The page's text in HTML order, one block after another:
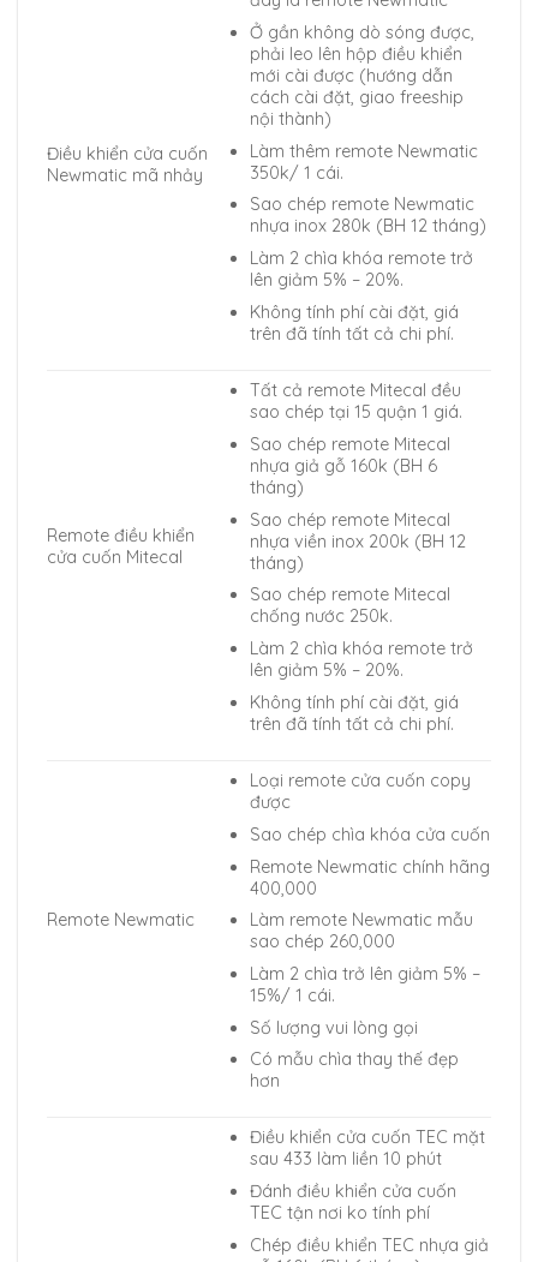
Điều khiển cửa cuốn
Newmatic mã nhảy
Ở gần không dò sóng được,
phải leo lên hộp điều khiển
mới cài được (hướng dẫn
cách cài đặt, giao freeship
nội thành)
Làm thêm remote Newmatic
350k/ 1 cái.
Sao chép remote Newmatic
nhựa inox 280k (BH 12 tháng)
Làm 2 chìa khóa remote trở
lên giảm 5% – 20%.
Không tính phí cài đặt, giá
trên đã tính tất cả chi phí.
Remote điều khiển
cửa cuốn Mitecal
Tất cả remote Mitecal đều
sao chép tại 15 quận 1 giá.
Sao chép remote Mitecal
nhựa giả gỗ 160k (BH 6
tháng)
Sao chép remote Mitecal
nhựa viền inox 200k (BH 12
tháng)
Sao chép remote Mitecal
chống nước 250k.
Làm 2 chìa khóa remote trở
lên giảm 5% – 20%.
Không tính phí cài đặt, giá
trên đã tính tất cả chi phí.
Remote Newmatic
Loại remote cửa cuốn copy
được
Sao chép chìa khóa cửa cuốn
Remote Newmatic chính hãng
400,000
Làm remote Newmatic mẫu
sao chép 260,000
Làm 2 chìa trở lên giảm 5% –
15%/ 1 cái.
Số lượng vui lòng gọi
Có mẫu chìa thay thế đẹp
hơn
Điều khiển cửa cuốn TEC mặt
sau 433 làm liền 10 phút
Đánh điều khiển cửa cuốn
TEC tận nơi ko tính phí
Chép điều khiển TEC nhựa giả